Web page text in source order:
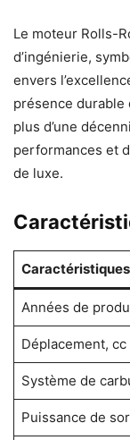
Le moteur Rolls-
d’ingénierie,
envers
présence durable
plus d’une
performances et
de luxe.
Caractéristiques
Années de
Déplacement, cc
Système de
Puissance de